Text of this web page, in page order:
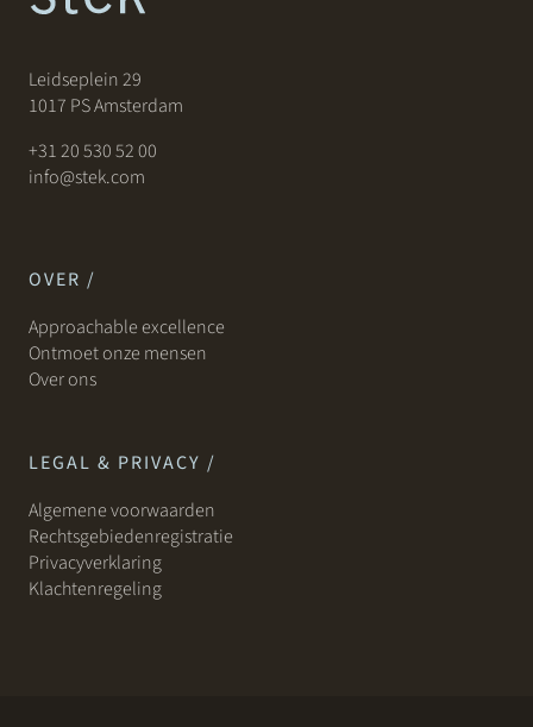
Leidseplein 29
1017 PS Amsterdam
+31 20 530 52 00
info@stek.com
OVER /
Approachable excellence
Ontmoet onze mensen
Over ons
LEGAL & PRIVACY /
Algemene voorwaarden
Rechtsgebiedenregistratie
Privacyverklaring
Klachtenregeling